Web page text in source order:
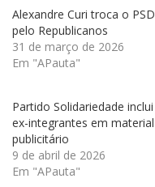
Alexandre Curi troca o PSD
pelo Republicanos
31 de março de 2026
Em "APauta"
Partido Solidariedade inclui
ex-integrantes em material
publicitário
9 de abril de 2026
Em "APauta"